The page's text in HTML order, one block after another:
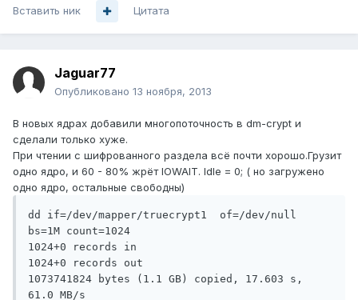
Вставить ник Цитата
Jaguar77
Опубликовано 13 ноября, 2013
В новых ядрах добавили многопоточность в dm-crypt и
сделали только хуже.
При чтении с шифрованного раздела всё почти хорошо.Грузит
одно ядро, и 60 - 80% жрёт IOWAIT. Idle = 0; ( но загружено
одно ядро, остальные свободны)
dd if=/dev/mapper/truecrypt1  of=/dev/null
bs=1M count=1024
1024+0 records in
1024+0 records out
1073741824 bytes (1.1 GB) copied, 17.603 s,